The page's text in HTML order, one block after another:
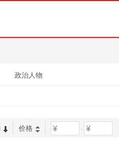
政治人物
价格 -